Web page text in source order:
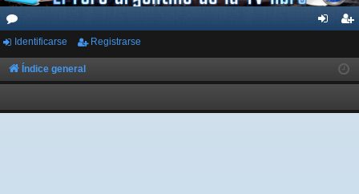
or
os
ar
ist
rs
Identificarse Registrarse
Índice general